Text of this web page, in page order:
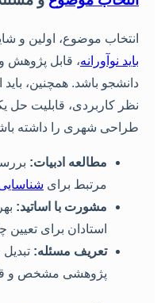
انتخاب موضوع، اولین و شاید
باید نوآورانه، قابل پژوهش و
دانشجو باشد. همچنین، باید از
نظر کاربردی، قابلیت حل یکی
طراحی شهری را داشته باشد.
مطالعه ادبیات:بررسی
مرتبط برایشناسایی
مشورت با اساتید:
استادان برای تعیین
تعریف مسئله:تبدیل
پژوهشی مشخص و قابل